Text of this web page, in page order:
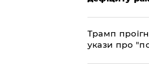
Трамп
укази про